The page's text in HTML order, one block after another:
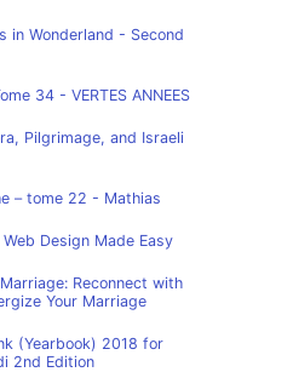
in Wonderland - Second
34 - VERTES ANNEES
Pilgrimage, and Israeli
– tome 22 - Mathias
Design Made Easy
Reconnect with
Your Marriage
(Yearbook) 2018 for
2nd Edition